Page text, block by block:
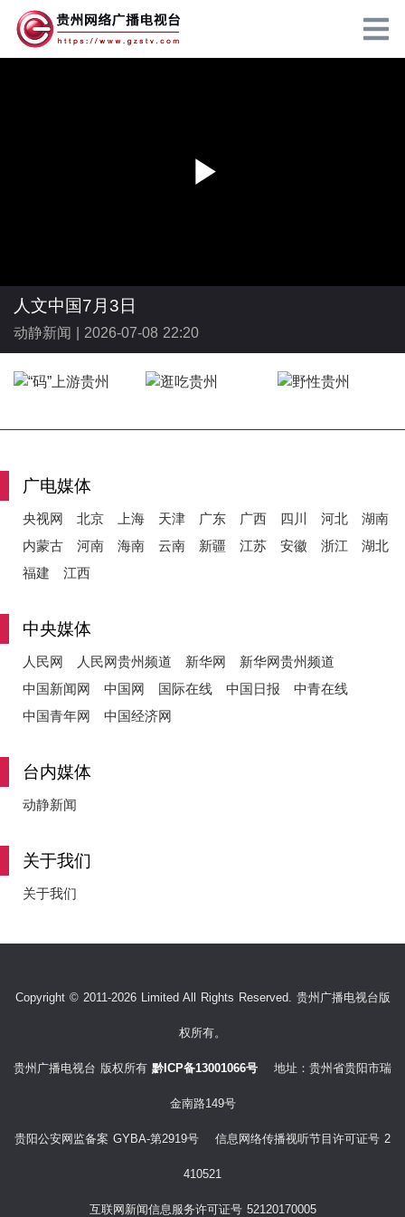
a
i
人文中国7月3日
动静新闻 | 2026-07-08 22:20
广电媒体
央视网 北京 上海 天津 广东 广西 四川 河北
湖南
内蒙古
河南 海南 云南 新疆 江苏 安徽 浙江
湖北
福建
江西
中央媒体
人民网 人民网贵州频道 新华网
新华网贵州频道
中国新闻网
中国网 国际在线 中国日报
中青在线
中国青年网
中国经济网
台内媒体
动静新闻
关于我们
关于我们
Copyright © 2011-2026 Limited All Rights Reserved. 贵州广播电视台版
权所有。
贵州广播电视台 版权所有 黔ICP备13001066号 地址：贵州省贵阳市瑞
金南路149号
贵阳公安网监备案 GYBA-第2919号 信息网络传播视听节目许可证号 2
410521
互联网新闻信息服务许可证号 52120170005